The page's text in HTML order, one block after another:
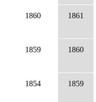
1860 1861
1859 1860
1854 1859